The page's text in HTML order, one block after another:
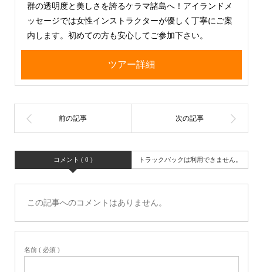
群の透明度と美しさを誇るケラマ諸島へ！アイランドメ
ッセージでは女性インストラクターが優しく丁寧にご案
内します。初めての方も安心してご参加下さい。
ツアー詳細
コメント ( 0 ) トラックバックは利用できません。
この記事へのコメントはありません。
名前 ( 必須 )